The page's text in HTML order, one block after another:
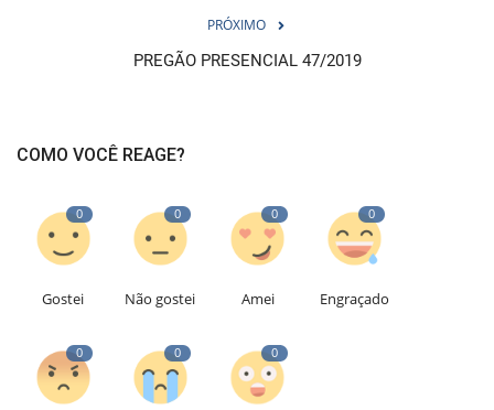
PRÓXIMO
PREGÃO PRESENCIAL 47/2019
COMO VOCÊ REAGE?
0
Gostei
0
Não gostei
0
Amei
0
Engraçado
0 0 0